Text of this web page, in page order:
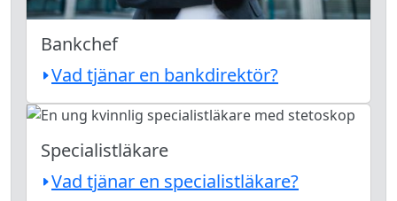
Bankchef
Vad tjänar en bankdirektör?
Specialistläkare
Vad tjänar en specialistläkare?